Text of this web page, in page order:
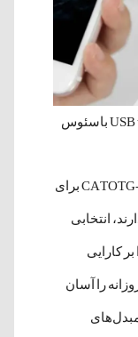
خرید مبدل USB to Type-C باسئوس CATOTG-01 برای
انتخابی
کارایی
را آسان
مبدل‌های